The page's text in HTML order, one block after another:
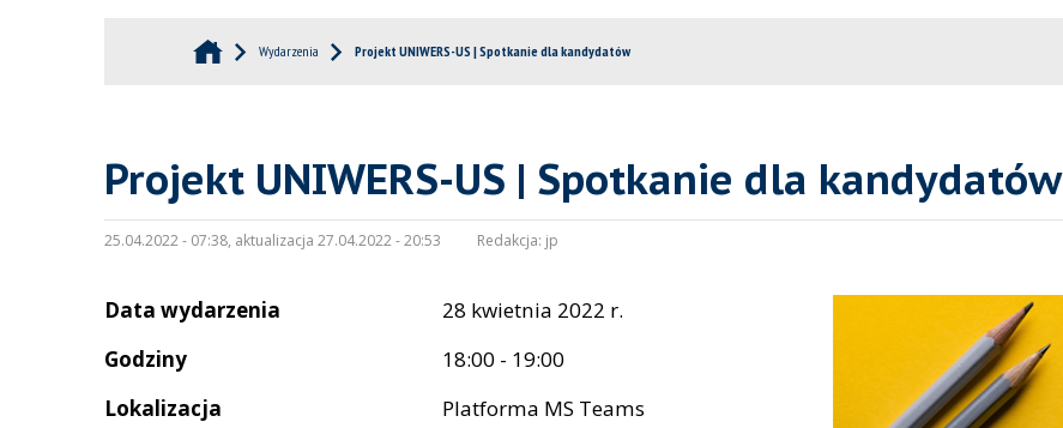
Wydarzenia Projekt UNIWERS-US | Spotkanie dla kandydatów
Projekt UNIWERS-US | Spotkanie dla kandydatów
25.04.2022 - 07:38, aktualizacja 27.04.2022 - 20:53 Redakcja: jp
Data wydarzenia
28 kwietnia 2022 r.
Godziny
18:00 - 19:00
Lokalizacja
Platforma MS Teams